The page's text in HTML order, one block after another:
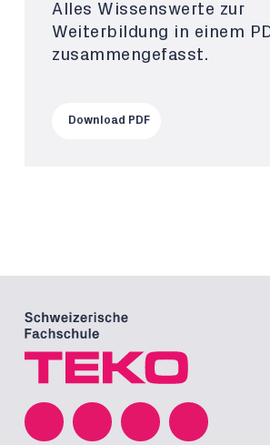
Alles Wissenswerte zur
Weiterbildung in einem
zusammengefasst.
Download PDF